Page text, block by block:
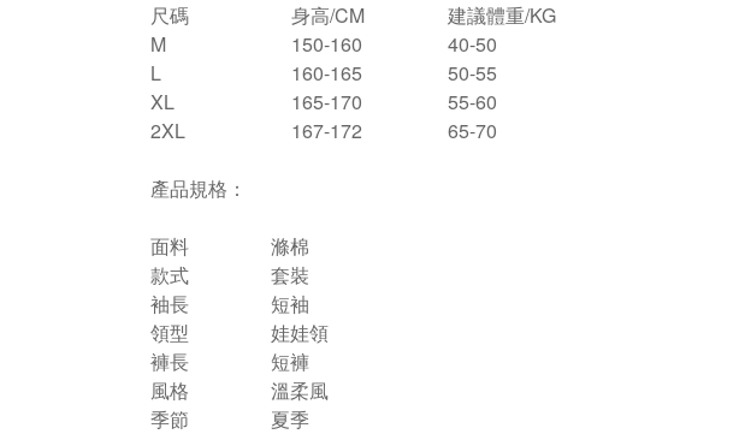
尺碼 身高/CM
建議體重/KG
M
150-160
40-50
L
160-165
50-55
XL
165-170
55-60
2XL
167-172 65-70
產品規格：
面料
滌棉
款式
套裝
袖長
短袖
領型
娃娃領
褲長
短褲
風格
溫柔風
季節
夏季